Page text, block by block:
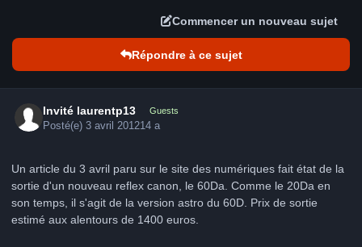
Commencer un nouveau sujet
Répondre à ce sujet
Invité laurentp13 Guests
Posté(e)3 avril 201214 a
Un article du 3 avril paru sur le site des numériques fait état de la
sortie d'un nouveau reflex canon, le 60Da. Comme le 20Da en
son temps, il s'agit de la version astro du 60D. Prix de sortie
estimé aux alentours de 1400 euros.